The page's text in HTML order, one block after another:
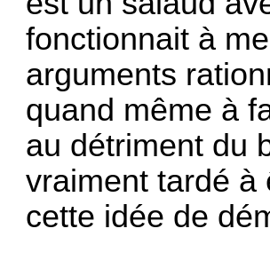
fonctionnait à
arguments
quand même à
au détriment du
vraiment tardé à
cette idée de